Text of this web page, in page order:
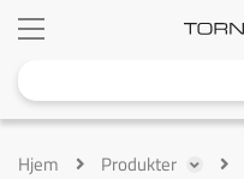
Hjem Produkter